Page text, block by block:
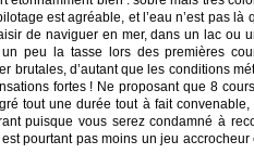
est agréable, et l’eau n’est pas là
de naviguer en mer, dans un lac ou
un peu la tasse lors des premières
brutales, d’autant que les conditions
fortes ! Ne proposant que 8
tout une durée tout à fait
puisque vous serez condamné à
pourtant pas moins un jeu accrocheur